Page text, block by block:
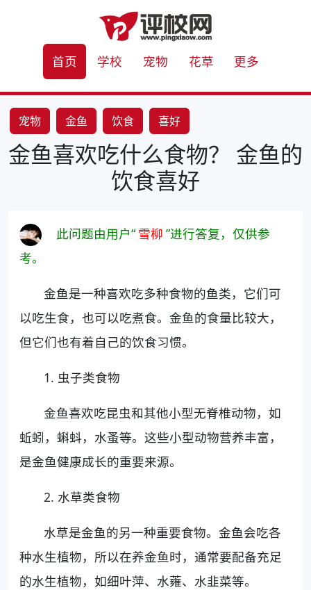
首页 学校 宠物 花草 更多
宠物 金鱼 饮食 喜好
金鱼喜欢吃什么食物？ 金鱼的
饮食喜好
此问题由用户“ 雪柳 ”进行答复，仅供参
考。
金鱼是一种喜欢吃多种食物的鱼类，它们可
以吃生食，也可以吃煮食。金鱼的食量比较大，
但它们也有着自己的饮食习惯。
1. 虫子类食物
金鱼喜欢吃昆虫和其他小型无脊椎动物，如
蚯蚓，蝌蚪，水蚤等。这些小型动物营养丰富，
是金鱼健康成长的重要来源。
2. 水草类食物
水草是金鱼的另一种重要食物。金鱼会吃各
种水生植物，所以在养金鱼时，通常要配备充足
的水生植物，如细叶萍、水蕹、水韭菜等。